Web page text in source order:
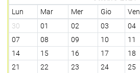
Lun
Mar Mer Gio Ven
30
01 02 03 04
07
08 09 10 11
14
15 16 17 18
21
22 23 24 25